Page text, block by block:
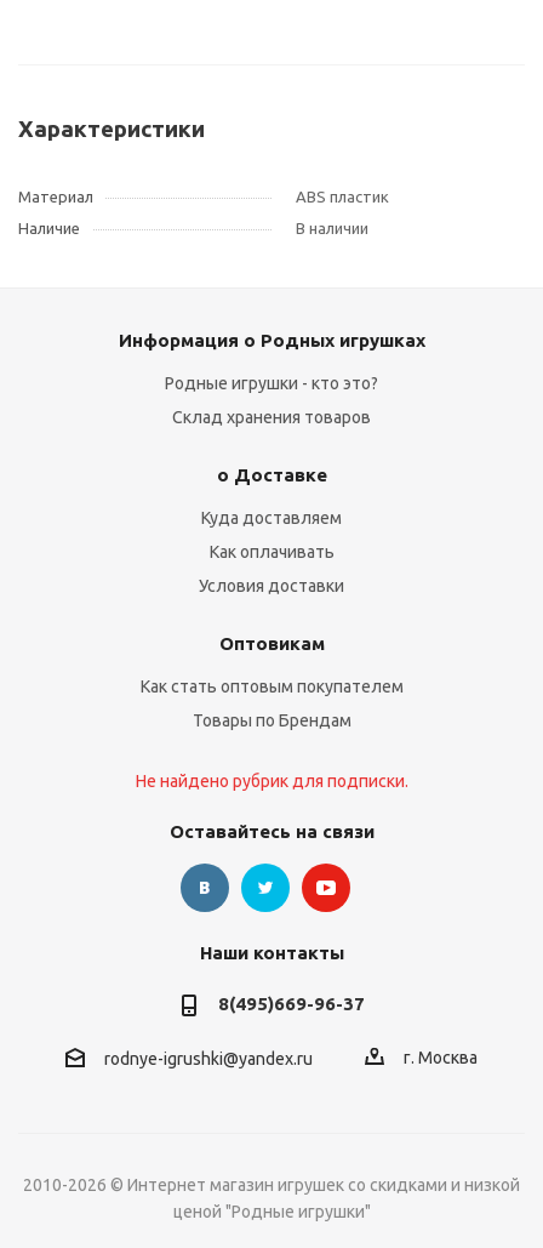
Характеристики
Материал
ABS пластик
Наличие
В наличии
Информация о Родных игрушках
Родные игрушки - кто это?
Склад хранения товаров
о Доставке
Куда доставляем
Как оплачивать
Условия доставки
Оптовикам
Как стать оптовым покупателем
Товары по Брендам
Не найдено рубрик для подписки.
Оставайтесь на связи
Наши контакты
8(495)669-96-37
rodnye-igrushki@yandex.ru г. Москва
2010-2026 © Интернет магазин игрушек со скидками и низкой
ценой "Родные игрушки"